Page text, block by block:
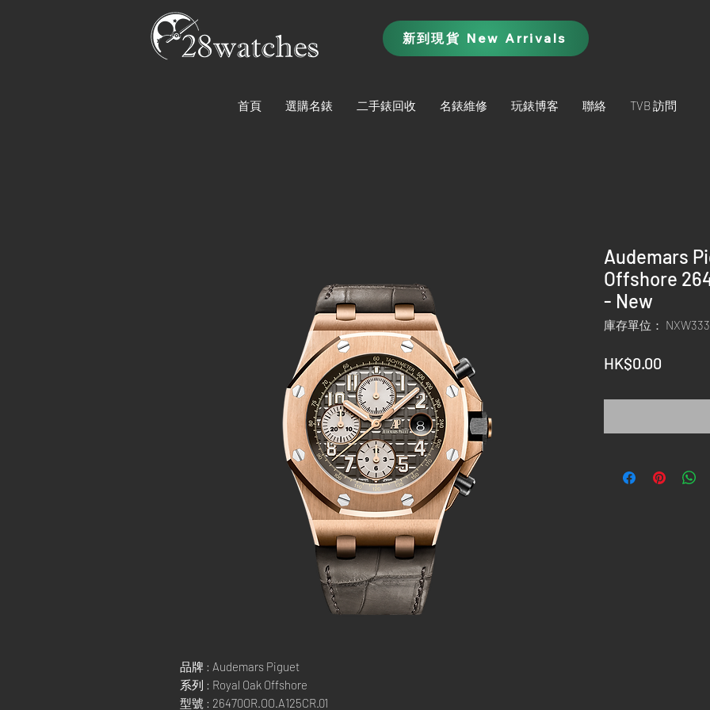
新到現貨 New Arrivals
首頁 選購名錶 二手錶回收 名錶維修 玩錶博客 聯絡 TVB 訪問
品牌 : Audemars Piguet
系列 : Royal Oak Offshore
型號 : 26470OR.OO.A125CR.01
Audemars
Offshore
- New
庫存單位： NXW333
HK$0.00